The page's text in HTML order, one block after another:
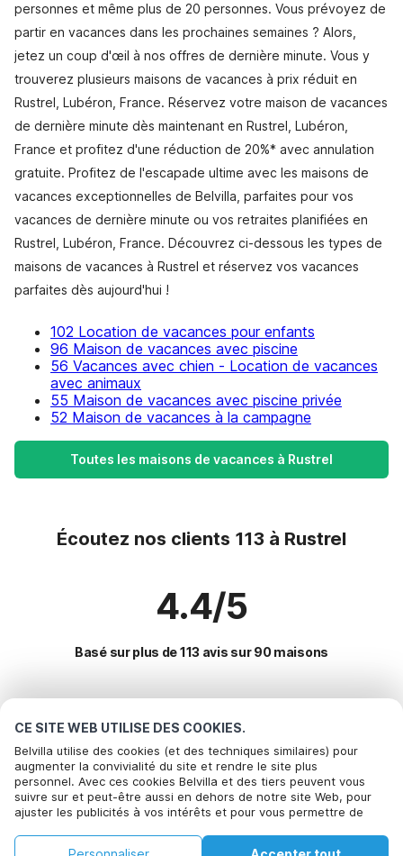
CE SITE WEB UTILISE DES COOKIES.
Belvilla utilise des cookies (et des techniques similaires) pour
augmenter la convivialité du site et rendre le site plus
personnel. Avec ces cookies Belvilla et des tiers peuvent vous
suivre sur et peut-être aussi en dehors de notre site Web, pour
ajuster les publicités à vos intérêts et pour vous permettre de
Accepter, vous acceptez de le faire. Plus d'informations peuvent
personnes et même plus de 20 personnes. Vous prévoyez de
partir en vacances dans les prochaines semaines ? Alors,
jetez un coup d'œil à nos offres de dernière minute. Vous y
trouverez plusieurs maisons de vacances à prix réduit en
Rustrel, Lubéron, France. Réservez votre maison de vacances
de dernière minute dès maintenant en Rustrel, Lubéron,
France et profitez d'une réduction de 20%* avec annulation
gratuite. Profitez de l'escapade ultime avec les maisons de
vacances exceptionnelles de Belvilla, parfaites pour vos
vacances de dernière minute ou vos retraites planifiées en
Rustrel, Lubéron, France. Découvrez ci-dessous les types de
maisons de vacances à Rustrel et réservez vos vacances
parfaites dès aujourd'hui !
102 Location de vacances pour enfants
96 Maison de vacances avec piscine
56 Vacances avec chien - Location de vacances
avec animaux
55 Maison de vacances avec piscine privée
52 Maison de vacances à la campagne
Toutes les maisons de vacances à Rustrel
Écoutez nos clients 113 à Rustrel
4.4/5
Basé sur plus de 113 avis sur 90 maisons
Destinations les plus populaires pour les
vacances
Villes offrant les meilleures commodités pour les vacances
Location de vacances pour enfants la-roque-sur-ceze
Location de vacances pour enfants le-thor
Commodités populaires pour les vacances en Rustrel
Location de vacances pour enfants
Appelez pour réserver